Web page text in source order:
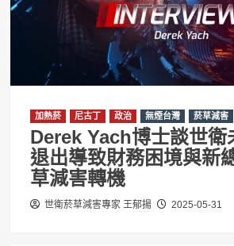
加熱菸 尼古丁 政治 無煙台灣 菸草減害
Derek Yach博士談世衛
退出導致財務困境與新
草減害轉機
世衛菸草減害專家 王郁揚 2025-05-31